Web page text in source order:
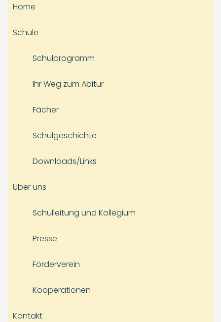
Home
Schule
Schulprogramm
Ihr Weg zum Abitur
Fächer
Schulgeschichte
Downloads/Links
Über uns
Schulleitung und Kollegium
Presse
Förderverein
Kooperationen
Kontakt